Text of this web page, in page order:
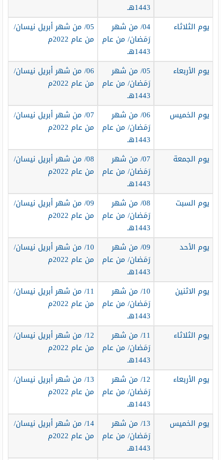
1443هـ
يوم الثلاثاء
04/ من شهر
رَمَضان/ من عام
1443هـ
05/ من شهر أبريل نيسان/
من عام 2022م
يوم الأربعاء
05/ من شهر
رَمَضان/ من عام
1443هـ
06/ من شهر أبريل نيسان/
من عام 2022م
يوم الخميس
06/ من شهر
رَمَضان/ من عام
1443هـ
07/ من شهر أبريل نيسان/
من عام 2022م
يوم الجمعة
07/ من شهر
رَمَضان/ من عام
1443هـ
08/ من شهر أبريل نيسان/
من عام 2022م
يوم السبت
08/ من شهر
رَمَضان/ من عام
1443هـ
09/ من شهر أبريل نيسان/
من عام 2022م
يوم الأحد
09/ من شهر
رَمَضان/ من عام
1443هـ
10/ من شهر أبريل نيسان/
من عام 2022م
يوم الاثنين
10/ من شهر
رَمَضان/ من عام
1443هـ
11/ من شهر أبريل نيسان/
من عام 2022م
يوم الثلاثاء
11/ من شهر
رَمَضان/ من عام
1443هـ
12/ من شهر أبريل نيسان/
من عام 2022م
يوم الأربعاء
12/ من شهر
رَمَضان/ من عام
1443هـ
13/ من شهر أبريل نيسان/
من عام 2022م
يوم الخميس
13/ من شهر
رَمَضان/ من عام
1443هـ
14/ من شهر أبريل نيسان/
من عام 2022م